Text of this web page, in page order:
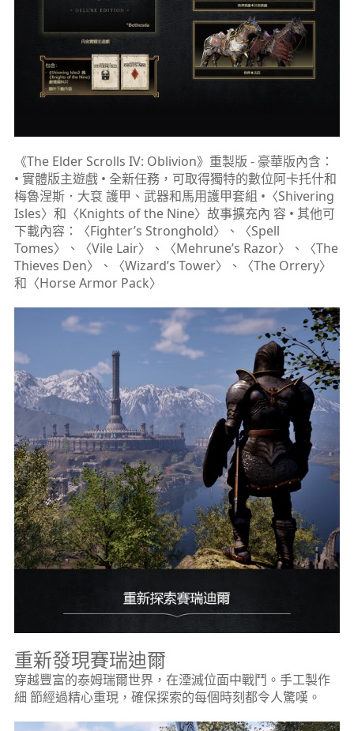
《The Elder Scrolls IV: Oblivion》重製版 - 豪華版內含：
• 實體版主遊戲 • 全新任務，可取得獨特的數位阿卡托什和
梅魯涅斯．大袞 護甲、武器和馬用護甲套組 •〈Shivering
Isles〉和〈Knights of the Nine〉故事擴充內 容 • 其他可
下載內容：〈Fighter’s Stronghold〉、〈Spell
Tomes〉、〈Vile Lair〉、〈Mehrune’s Razor〉、〈The
Thieves Den〉、〈Wizard’s Tower〉、〈The Orrery〉
和〈Horse Armor Pack〉
重新發現賽瑞迪爾
穿越豐富的泰姆瑞爾世界，在湮滅位面中戰鬥。手工製作
細 節經過精心重現，確保探索的每個時刻都令人驚嘆。